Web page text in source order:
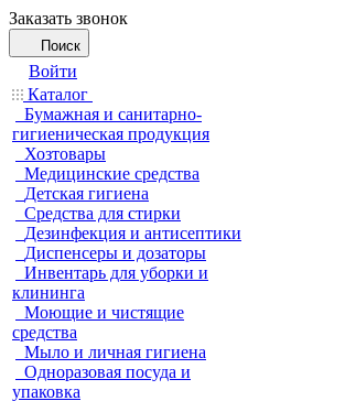
Заказать звонок
Поиск
Войти
Каталог
Бумажная и санитарно-
гигиеническая продукция
Хозтовары
Медицинские средства
Детская гигиена
Средства для стирки
Дезинфекция и антисептики
Диспенсеры и дозаторы
Инвентарь для уборки и
клининга
Моющие и чистящие
средства
Мыло и личная гигиена
Одноразовая посуда и
упаковка